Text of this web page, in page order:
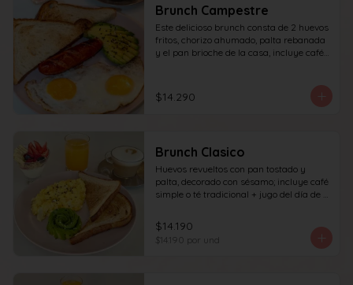
Brunch Campestre
Este delicioso brunch consta de 2 huevos
fritos, chorizo ahumado, palta rebanada
y el pan brioche de la casa, incluye café
$1.000 adicionales) + yogur griego con
granola y frutas de estación.
$14.290
Brunch Clasico
Huevos revueltos con pan tostado y
palta, decorado con sésamo; incluye café
simple o té tradicional + jugo del día de
$1.000 adicionales), + yogur griego con
granola y frutas de estación.
$14.190
$14.190 por und